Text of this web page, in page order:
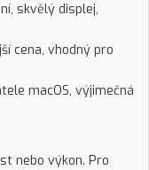
skvělý displej,
cena, vhodný pro
macOS, výjimečná
nebo výkon. Pro